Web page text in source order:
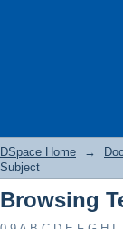
DSpace Home →
Subject
Browsing